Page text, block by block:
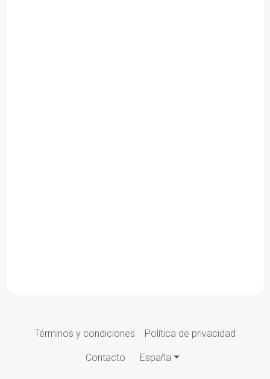
Términos y condiciones Política de privacidad
Contacto España